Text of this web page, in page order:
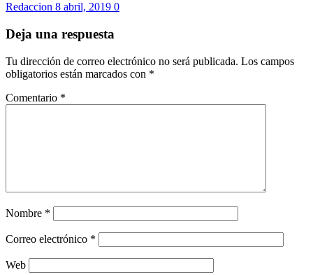
Redaccion 8 abril, 2019 0
Deja una respuesta
Tu dirección de correo electrónico no será publicada. Los campos
obligatorios están marcados con *
Comentario *
Nombre *
Correo electrónico *
Web